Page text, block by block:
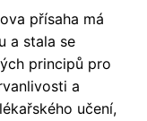
přísaha má
a stala se
principů pro
a
učení,